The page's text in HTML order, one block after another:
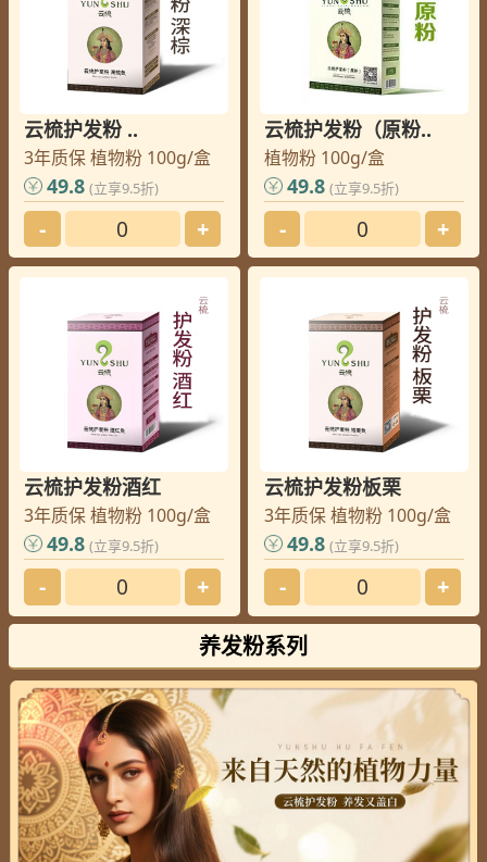
云梳护发粉 ..
3年质保 植物粉 100g/盒
49.8 (立享9.5折)
- +
云梳护发粉（原粉..
植物粉 100g/盒
49.8 (立享9.5折)
- +
云梳护发粉酒红
3年质保 植物粉 100g/盒
49.8 (立享9.5折)
- +
云梳护发粉板栗
3年质保 植物粉 100g/盒
49.8 (立享9.5折)
- +
养发粉系列